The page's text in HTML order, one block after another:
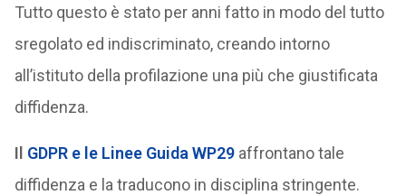
Tutto questo è stato per anni fatto in modo del tutto
sregolato ed indiscriminato, creando intorno
all’istituto della profilazione una più che giustificata
diffidenza.
Il GDPR e le Linee Guida WP29affrontano tale
diffidenza e la traducono in disciplina stringente.